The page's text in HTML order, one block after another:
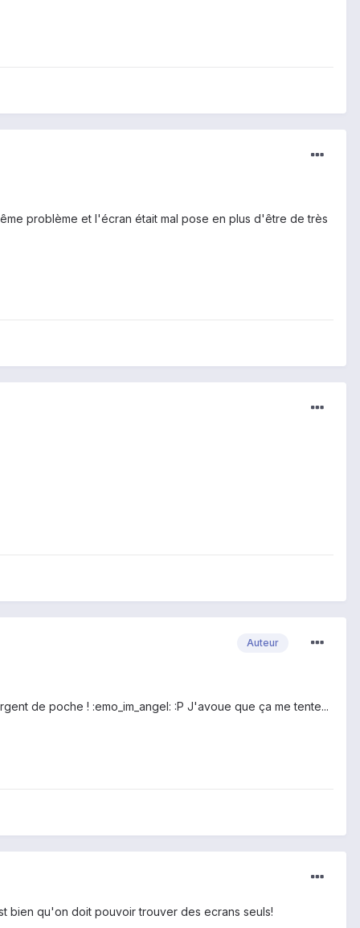
problème et l'écran était mal pose en plus d'être de très
Auteur
de poche ! :emo_im_angel: :P J'avoue que ça me tente...
bien qu'on doit pouvoir trouver des ecrans seuls!